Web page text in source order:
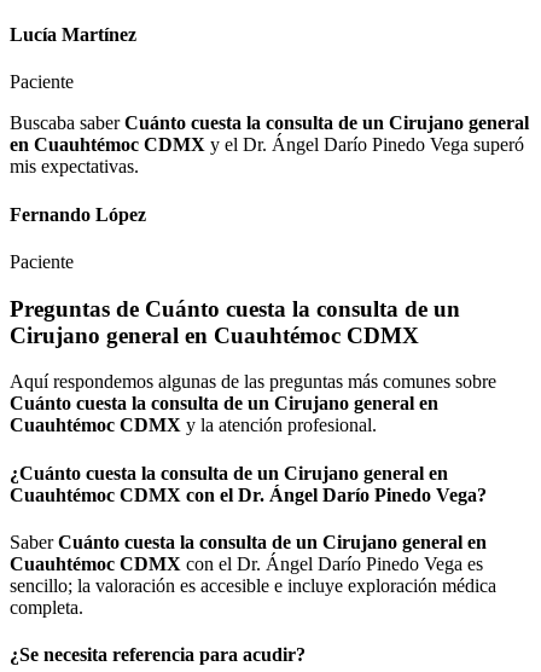
Lucía Martínez
Paciente
Buscaba saberCuánto cuesta la consulta de un Cirujano general
en Cuauhtémoc CDMX y el Dr. Ángel Darío Pinedo Vega superó
mis expectativas.
Fernando López
Paciente
Preguntas de Cuánto cuesta la consulta de un
Cirujano general en Cuauhtémoc CDMX
Aquí respondemos algunas de las preguntas más comunes sobre
Cuánto cuesta la consulta de un Cirujano general en
Cuauhtémoc CDMX y la atención profesional.
¿Cuánto cuesta la consulta de un Cirujano general en
Cuauhtémoc CDMX con el Dr. Ángel Darío Pinedo Vega?
SaberCuánto cuesta la consulta de un Cirujano general en
Cuauhtémoc CDMX con el Dr. Ángel Darío Pinedo Vega es
sencillo; la valoración es accesible e incluye exploración médica
completa.
¿Se necesita referencia para acudir?